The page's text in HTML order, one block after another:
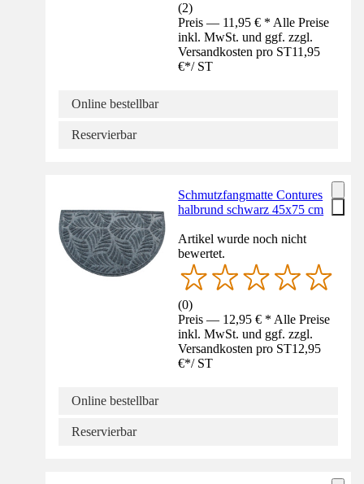
(2)
Preis — 11,95 € * Alle Preise
inkl. MwSt. und ggf. zzgl.
Versandkosten pro ST11,95
€*/ ST
Online bestellbar
Reservierbar
Schmutzfangmatte Contures
halbrund schwarz 45x75 cm
Artikel wurde noch nicht
bewertet.
(0)
Preis — 12,95 € * Alle Preise
inkl. MwSt. und ggf. zzgl.
Versandkosten pro ST12,95
€*/ ST
Online bestellbar
Reservierbar